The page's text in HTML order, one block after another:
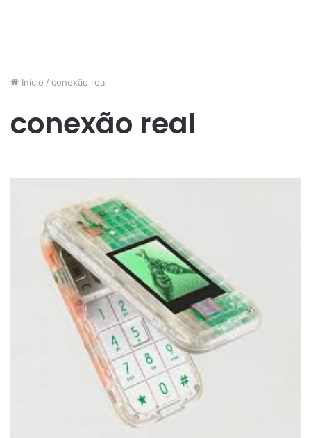
Início / conexão real
conexão real